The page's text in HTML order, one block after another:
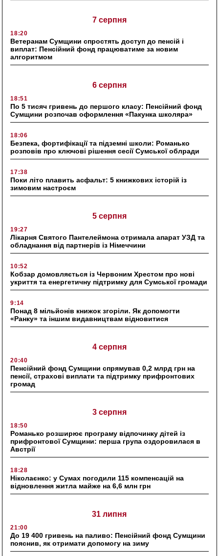
7 серпня
18:20
Ветеранам Сумщини спростять доступ до пенсій і
виплат: Пенсійний фонд працюватиме за новим
алгоритмом
6 серпня
18:51
По 5 тисяч гривень до першого класу: Пенсійний фонд
Сумщини розпочав оформлення «Пакунка школяра»
18:06
Безпека, фортифікації та підземні школи: Романько
розповів про ключові рішення сесії Сумської облради
17:38
Поки літо плавить асфальт: 5 книжкових історій із
зимовим настроєм
5 серпня
19:27
Лікарня Святого Пантелеймона отримала апарат УЗД та
обладнання від партнерів із Німеччини
10:52
Кобзар домовляється із Червоним Хрестом про нові
укриття та енергетичну підтримку для Сумської громади
9:14
Понад 8 мільйонів книжок згоріли. Як допомогти
«Ранку» та іншим видавництвам відновитися
4 серпня
20:40
Пенсійний фонд Сумщини спрямував 0,2 млрд грн на
пенсії, страхові виплати та підтримку прифронтових
громад
3 серпня
18:50
Романько розширює програму відпочинку дітей із
прифронтової Сумщини: перша група оздоровилася в
Австрії
18:28
Ніколаєнко: у Сумах погодили 115 компенсацій на
відновлення житла майже на 6,6 млн грн
31 липня
21:00
До 19 400 гривень на паливо: Пенсійний фонд Сумщини
пояснив, як отримати допомогу на зиму